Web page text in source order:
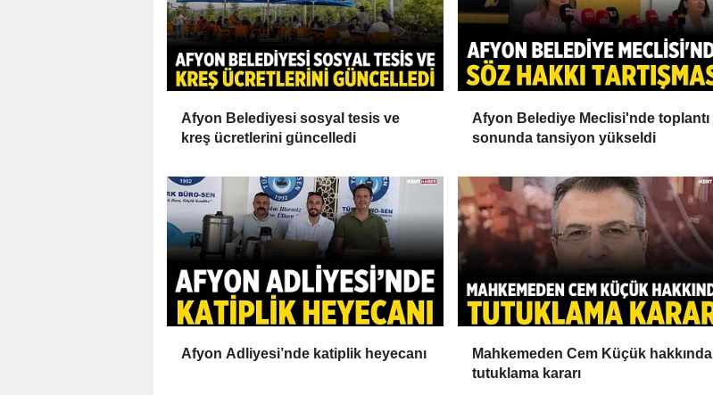
Afyon Belediyesi sosyal tesis ve
kreş ücretlerini güncelledi
Afyon Belediye Meclisi'nde toplantı
sonunda tansiyon yükseldi
Afyon Adliyesi’nde katiplik heyecanı
Mahkemeden Cem Küçük hakkında
tutuklama kararı